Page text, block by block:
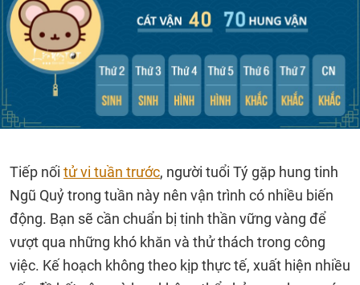
Tiếp nối tử vi tuần trước, người tuổi Tý gặp hung tinh
Ngũ Quỷ trong tuần này nên vận trình có nhiều biến
động. Bạn sẽ cần chuẩn bị tinh thần vững vàng để
vượt qua những khó khăn và thử thách trong công
việc. Kế hoạch không theo kịp thực tế, xuất hiện nhiều